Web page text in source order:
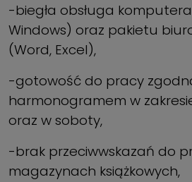
-biegła obsługa
Windows) oraz pakietu
(Word, Excel),
-gotowość do pracy
harmonogramem w
oraz w soboty,
-brak przeciwwskazań do
magazynach książkowych,